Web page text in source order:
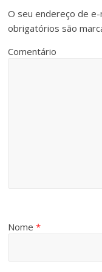
O seu endereço de
obrigatórios são
Comentário
Nome*